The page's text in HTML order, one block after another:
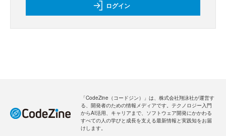
ログイン
「CodeZine（コードジン）」は、株式会社翔泳社が運営す
る、開発者のための情報メディアです。テクノロジー入門
からAI活用、キャリアまで、ソフトウェア開発にかかわる
すべての人の学びと成長を支える最新情報と実践知をお届
けします。